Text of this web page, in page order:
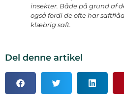
insekter. Både på grund af
også fordi de ofte har
klæbrig saft.
Del denne artikel